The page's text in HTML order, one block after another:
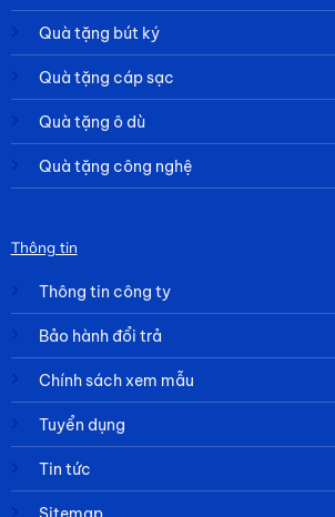
Quà tặng bút ký
Quà tặng cáp sạc
Quà tặng ô dù
Quà tặng công nghệ
Thông tin
Thông tin công ty
Bảo hành đổi trả
Chính sách xem mẫu
Tuyển dụng
Tin tức